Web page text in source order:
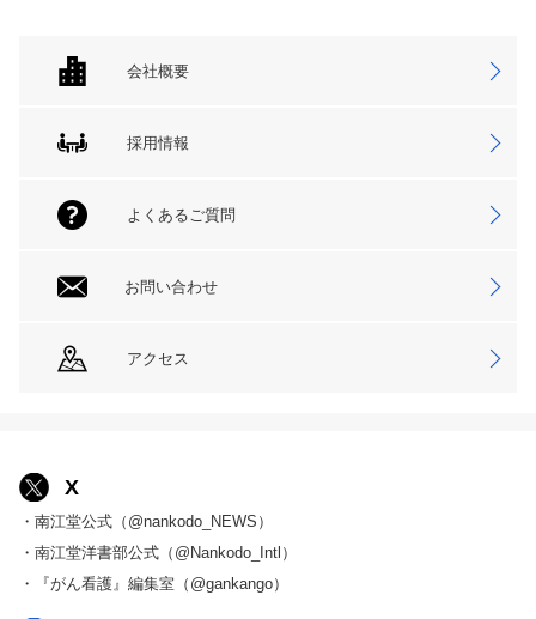
会社概要
採用情報
よくあるご質問
お問い合わせ
アクセス
X
・南江堂公式（@nankodo_NEWS）
・南江堂洋書部公式（@Nankodo_Intl）
・『がん看護』編集室（@gankango）